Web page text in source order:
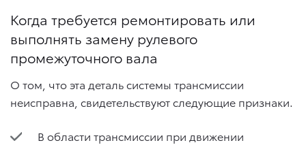
Когда требуется ремонтировать или
выполнять замену рулевого
промежуточного вала
О том, что эта деталь системы трансмиссии
неисправна, свидетельствуют следующие признаки.
В области трансмиссии при движении